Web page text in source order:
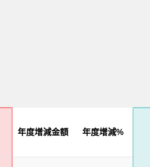
年度增減金額 年度增減%